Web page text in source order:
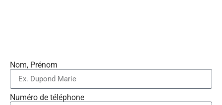
Nom, Prénom
Numéro de téléphone